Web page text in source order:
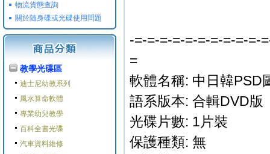
物流貨態查詢
關於随身碟或光碟使用問題
教學光碟區
迪士尼幼教系列
風水算命軟體
專業幼兒教學
百科全書光碟
汽車資料維修
-=-=-=-=-=-=-=-=-=-=-
=
軟體名稱: 中日韓PSD
語系版本: 合輯DVD版
光碟片數: 1片裝
保護種類: 無